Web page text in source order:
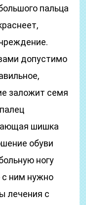
пальца
допустимо
заложит семя
шишка
обуви
ногу
ним нужно
лечения с